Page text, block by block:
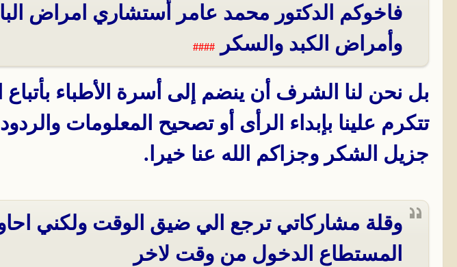
فاخوكم الدكتور محمد عامر أستشاري امراض
وأمراض الكبد والسكر####
بل نحن لنا الشرف أن ينضم إلى أسرة الأطباء
تتكرم علينا بإبداء الرأى أو تصحيح المعلومات
جزيل الشكر وجزاكم الله عنا خيرا.
وقلة مشاركاتي ترجع الي ضيق الوقت ولكني
المستطاع الدخول من وقت لاخر